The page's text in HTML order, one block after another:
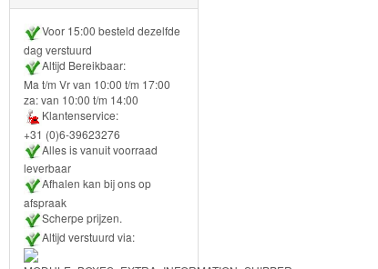
Puzzels
Avengers
Forever
Friends
Spiderman
Disney
princess
Voor 15:00 besteld dezelfde
dag verstuurd
Altijd Bereikbaar:
Ma t/m Vr van 10:00 t/m 17:00
za: van 10:00 t/m 14:00
Klantenservice:
+31 (0)6-39623276
Alles is vanuit voorraad
leverbaar
Afhalen kan bij ons op
afspraak
Scherpe prijzen.
Altijd verstuurd via: